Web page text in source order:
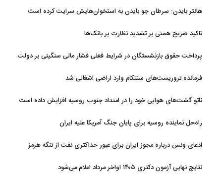
هانتر بایدن: سرطان جو بایدن به استخوان‌هایش سرایت کرده است
تاکید صریح همتی بر تشدید نظارت بر بانک‌ها
پرداخت حقوق بازنشستگان در شرایط فعلی فشار مالی سنگینی بر دولت
فرمانده تروریست‌های سنتکام وارد اراضی اشغالی شد
ناتو گشت‌های هوایی خود را در امتداد جنوب روسیه افزایش داده است
راه‌حل نماینده روسیه برای پایان جنگ آمریکا علیه ایران
ادعای ونس درباره مجوز ایران برای عبور حداکثری نفت از تنگه هرمز
نتایج نهایی آزمون دکتری ۱۴۰۵ اواخر مرداد اعلام می‌شود